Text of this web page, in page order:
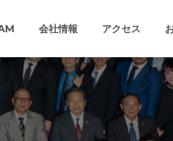
会社情報 アクセス